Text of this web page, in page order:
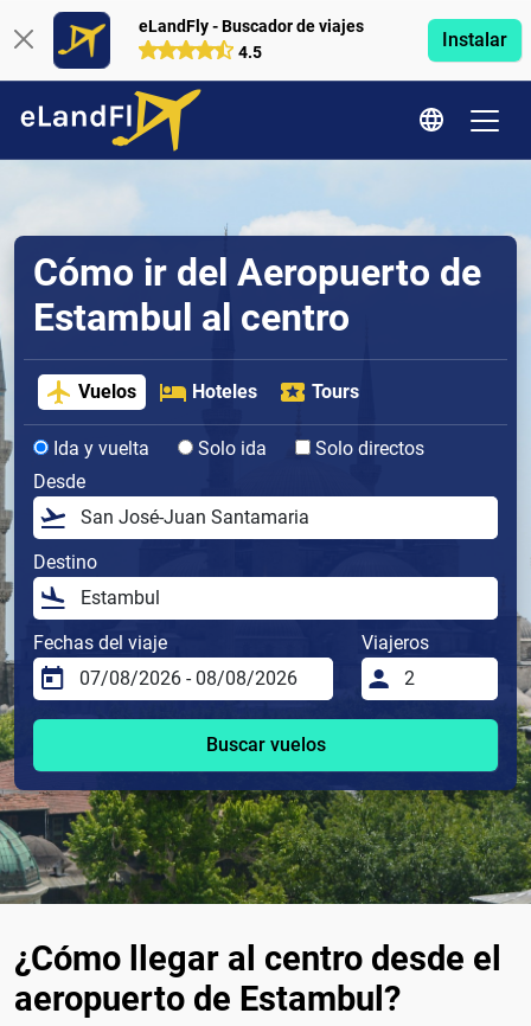
eLandFly - Buscador de viajes
4.5
Instalar
Cómo ir del Aeropuerto de
Estambul al centro
Vuelos Hoteles Tours
Ida y vuelta Solo ida
Solo directos
Desde
Destino
Fechas del viaje Viajeros
Buscar vuelos
¿Cómo llegar al centro desde el
aeropuerto de Estambul?